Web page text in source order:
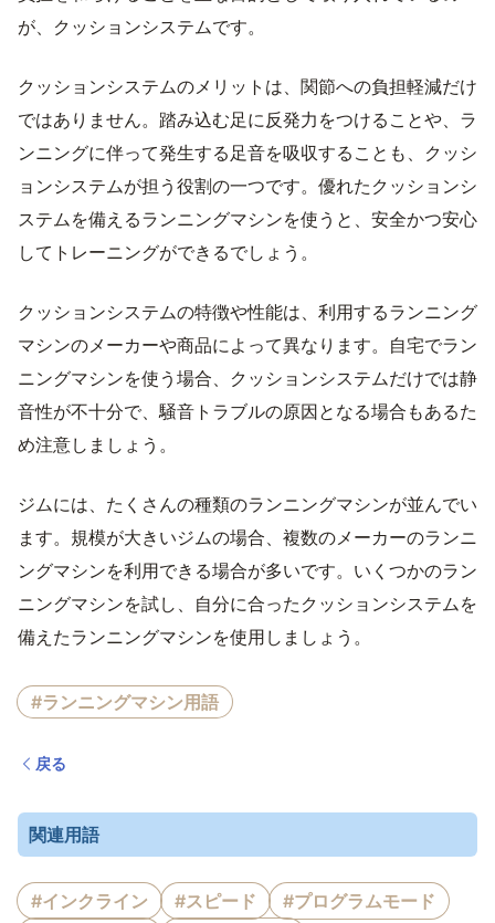
が、クッションシステムです。
クッションシステムのメリットは、関節への負担軽減だけ
ではありません。踏み込む足に反発力をつけることや、ラ
ンニングに伴って発生する足音を吸収することも、クッシ
ョンシステムが担う役割の一つです。優れたクッションシ
ステムを備えるランニングマシンを使うと、安全かつ安心
してトレーニングができるでしょう。
クッションシステムの特徴や性能は、利用するランニング
マシンのメーカーや商品によって異なります。自宅でラン
ニングマシンを使う場合、クッションシステムだけでは静
音性が不十分で、騒音トラブルの原因となる場合もあるた
め注意しましょう。
ジムには、たくさんの種類のランニングマシンが並んでい
ます。規模が大きいジムの場合、複数のメーカーのランニ
ングマシンを利用できる場合が多いです。いくつかのラン
ニングマシンを試し、自分に合ったクッションシステムを
備えたランニングマシンを使用しましょう。
#ランニングマシン用語
戻る
関連用語
#インクライン #スピード
#プログラムモード